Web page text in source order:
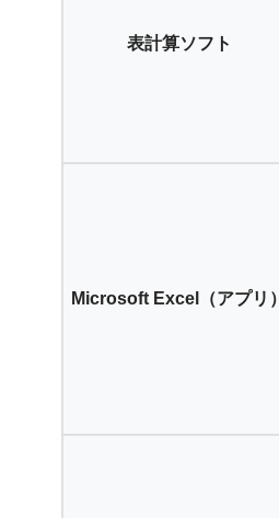
表計算ソフト
Microsoft Excel（アプリ）